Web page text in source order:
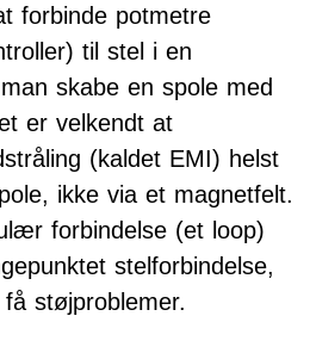
forbinde potmetre
til stel i en
skabe en spole med
er velkendt at
(kaldet EMI) helst
ikke via et magnetfelt.
forbindelse (et loop)
stelforbindelse,
støjproblemer.